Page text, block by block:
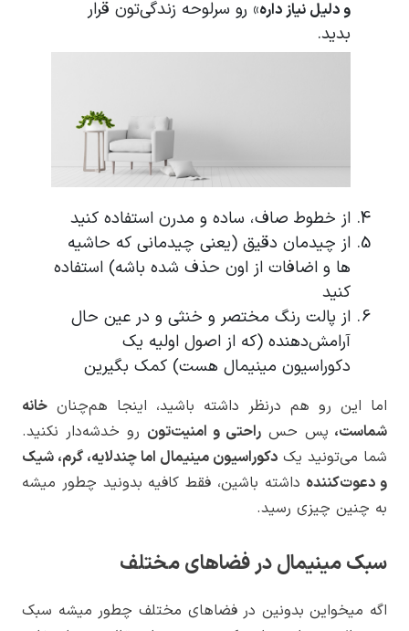
و دلیل نیاز داره» رو سرلوحه زندگی‌تون قرار
بدید.
از خطوط صاف، ساده و مدرن استفاده کنید
از چیدمان دقیق (یعنی چیدمانی که حاشیه
ها و اضافات از اون حذف شده باشه) استفاده
کنید
از پالت رنگ مختصر و خنثی و در عین حال
آرامش‌دهنده (که از اصول اولیه یک
دکوراسیون مینیمال هست) کمک بگیرین
اما این رو هم درنظر داشته باشید، اینجا هم‌چنان خانه
شماست، پس حس راحتی و امنیت‌تون رو خدشه‌دار نکنید.
شما می‌تونید یک دکوراسیون مینیمال اما چندلایه، گرم، شیک
و دعوت‌کننده داشته باشین، فقط کافیه بدونید چطور میشه
به چنین چیزی رسید.
سبک مینیمال در فضاهای مختلف
اگه میخواین بدونین در فضاهای مختلف چطور میشه سبک